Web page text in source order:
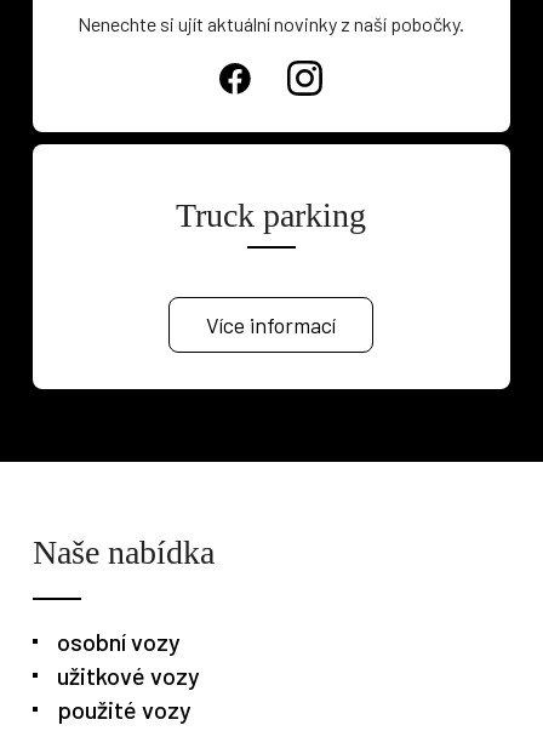
Nenechte si ujít aktuální novinky z naší pobočky.
Truck parking
Více informací
Naše nabídka
osobní vozy
užitkové vozy
použité vozy